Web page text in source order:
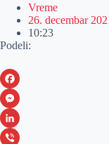
Vreme
26. decembar
10:23
Podeli:
F
a
c
M
eL